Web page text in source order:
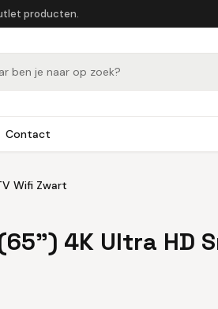
producten.
Contact
Wifi Zwart
4K Ultra HD